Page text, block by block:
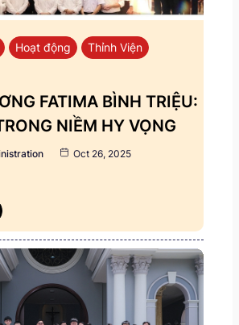
Hoạt động
Thỉnh Viện
FATIMA BÌNH TRIỆU:
NIỀM HY VỌNG
Oct 26, 2025